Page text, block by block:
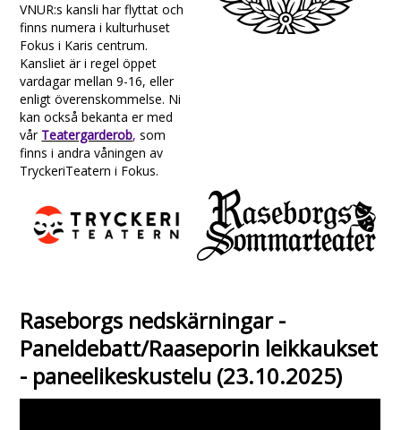
VNUR:s kansli har flyttat och
finns numera i kulturhuset
Fokus i Karis centrum.
Kansliet är i regel öppet
vardagar mellan 9-16, eller
enligt överenskommelse. Ni
kan också bekanta er med
vår Teatergarderob, som
finns i andra våningen av
TryckeriTeatern i Fokus.
Raseborgs nedskärningar -
Paneldebatt/Raaseporin leikkaukset
- paneelikeskustelu (23.10.2025)